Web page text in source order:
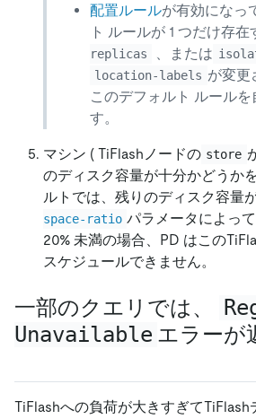
配置ルールが有効になっ
ト ルールが 1 つだけ存在
replicas
、または
location-labels が変更
このデフォルト ルールを
す。
マシン ( TiFlashノードの store
のディスク容量が十分かどうか
ルトでは、残りのディスク容量
space-ratio パラメータによっ
20% 未満の場合、PD はこの
スケジュールできません。
一部のクエリでは、
Unavailable エラーが
TiFlashへの負荷が大きすぎてTiFlash